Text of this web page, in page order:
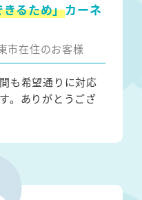
るため」カーネ
市在住のお客様
も希望通りに対応
。ありがとうござ